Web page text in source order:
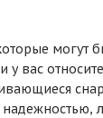
могут
у вас